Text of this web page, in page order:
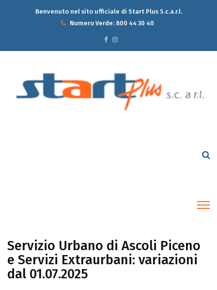
Benvenuto nel sito ufficiale di Start Plus S.c.a.r.l.
Numero Verde: 800 44 30 40
Servizio Urbano di Ascoli Piceno
e Servizi Extraurbani: variazioni
dal 01.07.2025